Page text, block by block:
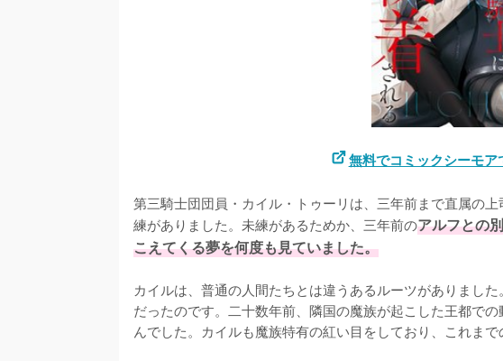
無料でコミックシーモア
第三騎士団団員・カイル・トゥーリは、三年前まで直属の
練がありました。未練があるためか、三年前のアルフとの
こえてくる夢を何度も見ていました。
カイルは、普通の人間たちとは違うあるルーツがありまし
だったのです。二十数年前、隣国の魔族が起こした王都で
んでした。カイルも魔族特有の紅い目をしており、これまで